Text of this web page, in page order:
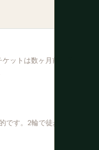
ットは数ヶ月前に予
です。2輪で徒歩より